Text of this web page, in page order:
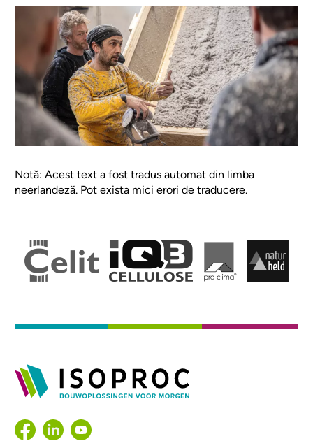
Notă: Acest text a fost tradus automat din limba
neerlandeză. Pot exista mici erori de traducere.